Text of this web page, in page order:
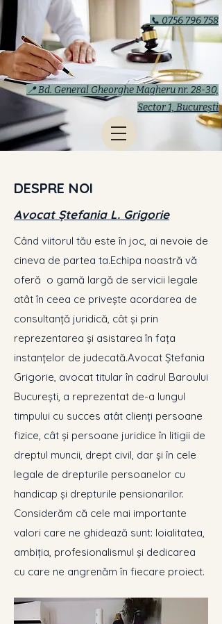
📞 0756 796 758
📍 Bd. General Gheorghe Magheru nr. 28-30,
Sector 1, București
DESPRE NOI
Avocat Ștefania L. Grigorie
​Când viitorul tău este în joc, ai nevoie de
cineva de partea ta.​Echipa noastră vă
oferă o gamă largă de servicii legale
atât în ceea ce privește acordarea de
consultanță juridică, cât și prin
reprezentarea și asistarea în fața
instanțelor de judecată.​Avocat Ștefania
Grigorie, avocat titular în cadrul Baroului
București, a reprezentat de-a lungul
timpului cu succes atât clienți persoane
fizice, cât și persoane juridice în litigii de
dreptul muncii, drept civil, dar și în cele
legale de drepturile persoanelor cu
handicap și drepturile pensionarilor.​
Considerăm că cele mai importante
valori care ne ghidează sunt: loialitatea,
ambiția, profesionalismul și dedicarea
cu care ne angrenăm în fiecare proiect.